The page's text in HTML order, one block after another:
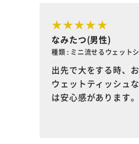
なみたつ(男性)
種類 : ミニ流せるウェット
出先で大をする時、
ウェットティッシュ
は安心感があります